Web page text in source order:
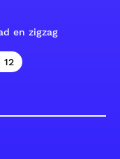
en zigzag
12